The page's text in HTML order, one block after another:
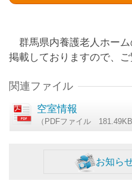
群馬県内養護老人ホーム
掲載しておりますので、ご
関連ファイル
空室情報
（PDFファイル 181.49KB
お知ら
イベントカレンダー